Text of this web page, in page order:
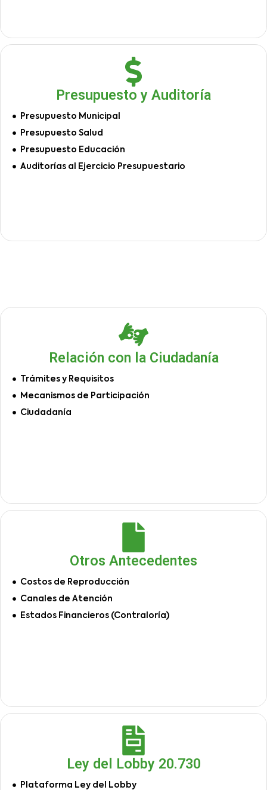
Presupuesto y Auditoría
Presupuesto Municipal
Presupuesto Salud
Presupuesto Educación
Auditorías al Ejercicio Presupuestario
Relación con la Ciudadanía
Trámites y Requisitos
Mecanismos de Participación
Ciudadanía
Otros Antecedentes
Costos de Reproducción
Canales de Atención
Estados Financieros (Contraloría)
Ley del Lobby 20.730
Plataforma Ley del Lobby